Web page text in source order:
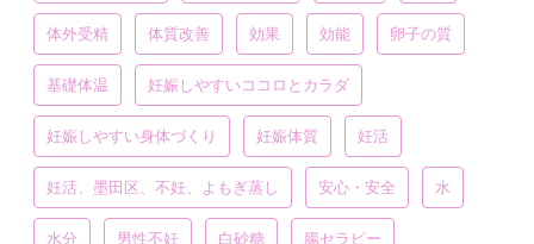
体外受精 体質改善 効果 効能 卵子の質
基礎体温 妊娠しやすいココロとカラダ
妊娠しやすい身体づくり 妊娠体質 妊活
妊活、墨田区、不妊、よもぎ蒸し 安心・安全 水
水分 男性不妊 白砂糖 腸セラピー